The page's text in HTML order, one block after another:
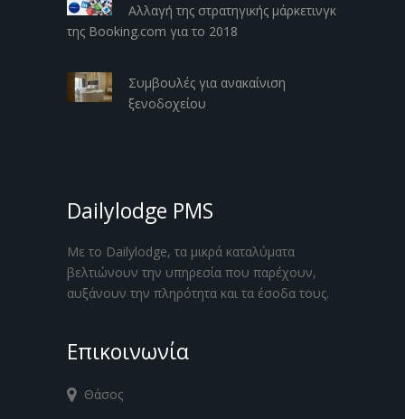
Αλλαγή της στρατηγικής μάρκετινγκ
της Booking.com για το 2018
Συμβουλές για ανακαίνιση
ξενοδοχείου
Dailylodge PMS
Με το Dailylodge, τα μικρά καταλύματα
βελτιώνουν την υπηρεσία που παρέχουν,
αυξάνουν την πληρότητα και τα έσοδα τους.
Επικοινωνία
Θάσος